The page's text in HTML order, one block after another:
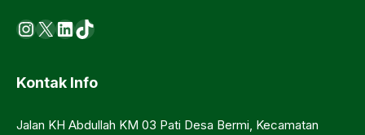
Instagram
X LinkedIn
https://www.tiktok.com/
Kontak Info
Jalan KH Abdullah KM 03 Pati Desa Bermi, Kecamatan